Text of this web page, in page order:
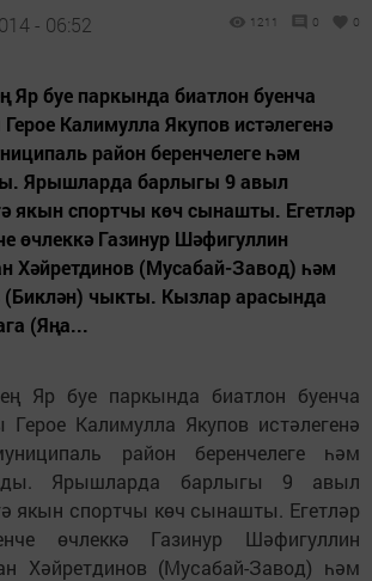
- 06:52 1211 0 0
Яр буе паркында биатлон буенча
Калимулла Якупов истәлегенә
район беренчелеге һәм
Ярышларда барлыгы 9 авыл
якын спортчы көч сынашты. Егетләр
өчлеккә Газинур Шәфигуллин
Хәйретдинов (Мусабай-Завод) һәм
чыкты. Кызлар арасында
(Яңа...
Яр буе паркында биатлон буенча
Калимулла Якупов истәлегенә
район беренчелеге һәм
Ярышларда барлыгы 9 авыл
якын спортчы көч сынашты. Егетләр
өчлеккә Газинур Шәфигуллин
Хәйретдинов (Мусабай-Завод) һәм